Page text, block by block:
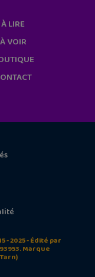
À LIRE
À VOIR
2025 - Édité par
Marque